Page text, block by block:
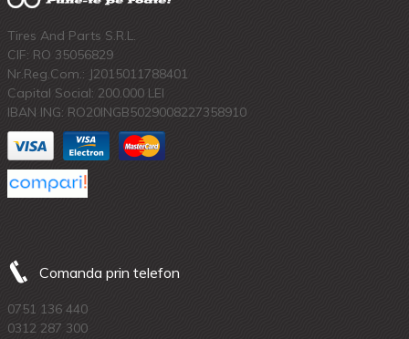
Tires And Parts S.R.L.
CIF: RO 35056829
Nr.Reg.Com.: J2015011788401
Capital Social: 200.000 LEI
IBAN ING: RO20INGB5029008227358910
Comanda prin telefon
0751 136 440
0312 287 300